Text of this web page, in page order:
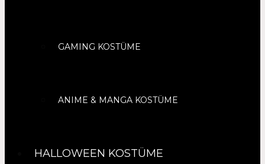
GAMING KOSTÜME
ANIME & MANGA KOSTÜME
HALLOWEEN KOSTÜME